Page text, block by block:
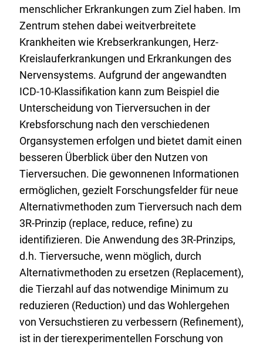
menschlicher Erkrankungen zum Ziel haben. Im
Zentrum stehen dabei weitverbreitete
Krankheiten wie Krebserkrankungen, Herz-
Kreislauferkrankungen und Erkrankungen des
Nervensystems. Aufgrund der angewandten
ICD-10-Klassifikation kann zum Beispiel die
Unterscheidung von Tierversuchen in der
Krebsforschung nach den verschiedenen
Organsystemen erfolgen und bietet damit einen
besseren Überblick über den Nutzen von
Tierversuchen. Die gewonnenen Informationen
ermöglichen, gezielt Forschungsfelder für neue
Alternativmethoden zum Tierversuch nach dem
3R-Prinzip (replace, reduce, refine) zu
identifizieren. Die Anwendung des 3R-Prinzips,
d.h. Tierversuche, wenn möglich, durch
Alternativmethoden zu ersetzen (Replacement),
die Tierzahl auf das notwendige Minimum zu
reduzieren (Reduction) und das Wohlergehen
von Versuchstieren zu verbessern (Refinement),
ist in der tierexperimentellen Forschung von